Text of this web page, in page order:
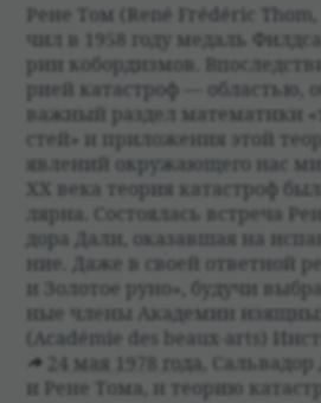
Рене Том (René Frédéric
чил в 1958 году медаль
рии кобор­дизмов.
рией ката­строф — обла­стью,
важ­ный раз­дел матема­тики
стей» и при­ложе­ния этой
явле­ний окружающего нас
XX века тео­рия ката­строф
лярна. Состо­я­лась встреча
дора Дали, ока­завшая на
ние. Даже в своей ответ­ной
и Золо­тое руно», будучи
ные члены Ака­демии
(Académie des beaux-arts)
24 мая 1978 года ,
и Рене Тома, и тео­рию